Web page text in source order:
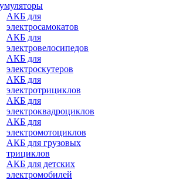
АКБ для
электросамокатов
АКБ для
электровелосипедов
АКБ для
электроскутеров
АКБ для
электротрициклов
АКБ для
электроквадроциклов
АКБ для
электромотоциклов
АКБ для грузовых
трициклов
АКБ для детских
электромобилей